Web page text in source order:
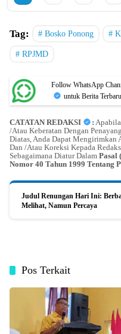
Tag: Bosko Ponong
RPJMD
Follow WhatsApp
untuk Berita
CATATAN REDAKSI :
/Atau Keberatan Dengan
Diatas, Anda Dapat Mengirimkan
Dan /Atau Koreksi Kepada
Sebagaimana Diatur Dalam Pasal
Nomor 40 Tahun 1999 Tentang
Judul Renungan Hari Ini:
Melihat, Namun Percaya
Pos Terkait